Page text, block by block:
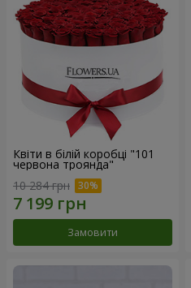
Квіти в білій коробці "101
червона троянда"
10 284 грн
Замовити